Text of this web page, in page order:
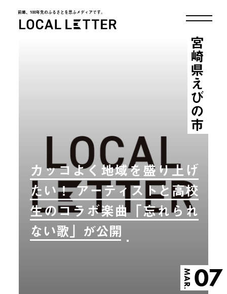
前略、100年先のふるさとを思ふメディアです。
カッコよく地域を盛り上げ
たい！ アーティストと高校
生のコラボ楽曲「忘れられ
ない歌」が公開
MAR. 07
宮崎県えびの市